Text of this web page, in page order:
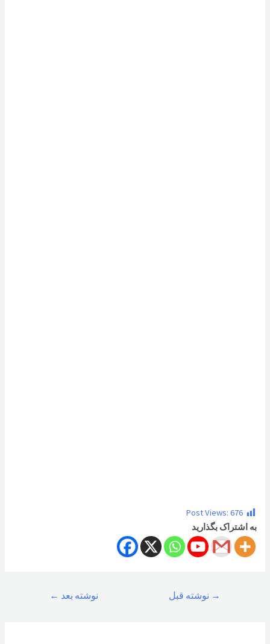
Post Views: 676
به اشتراک بگذارید
→ نوشته قبل نوشته بعد ←